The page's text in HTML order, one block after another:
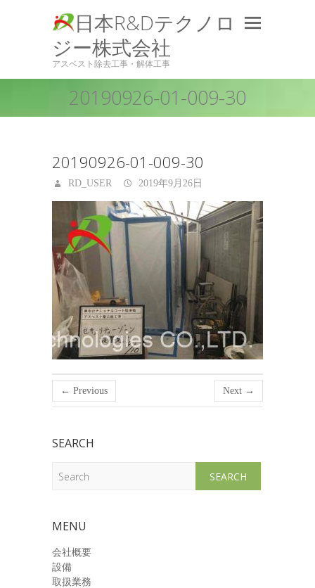
日本R&Dテクノロ
ジー株式会社
アスベスト除去工事・解体工事
20190926-01-009-30
20190926-01-009-30
RD_USER 2019年9月26日
← Previous Next →
SEARCH
MENU
会社概要
設備
取扱業務